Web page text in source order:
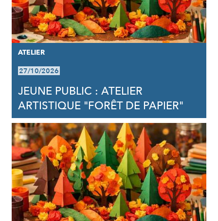
ATELIER
27/10/2026
JEUNE PUBLIC : ATELIER
ARTISTIQUE "FORÊT DE PAPIER"